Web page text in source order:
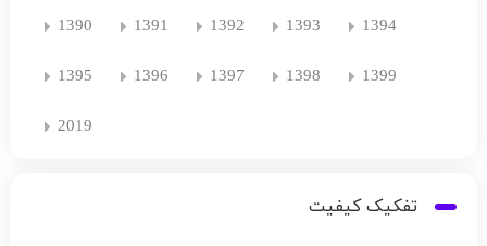
1390 1391 1392 1393 1394
1395 1396 1397 1398 1399
2019
تفکیک کیفیت